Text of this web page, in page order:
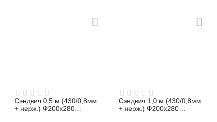
Сэндвич 0,5 м (430/0,8мм
+ нерж.) Ф200х280
Сэндвич 1,0 м (430/0,8мм
+ нерж.) Ф200х280